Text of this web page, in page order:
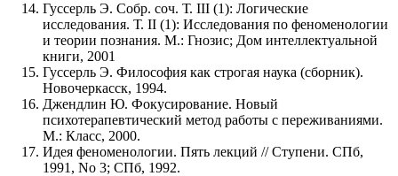
Гуссерль Э. Собр. соч. Т. III (1): Логические
исследования. Т. II (1): Исследования по феноменологии
и теории познания. М.: Гнозис; Дом интеллектуальной
книги, 2001
Гуссерль Э. Философия как строгая наука (сборник).
Новочеркасск, 1994.
Джендлин Ю. Фокусирование. Новый
психотерапевтический метод работы с переживаниями.
М.: Класс, 2000.
Идея феноменологии. Пять лекций // Ступени. СПб,
1991, No 3; СПб, 1992.